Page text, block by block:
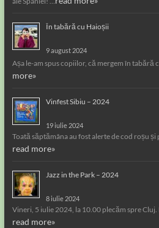
În tabără cu Haioșii
9 august 2024
Așa le-am spus copiilor, că mergem în tabără
more»
Vinfest Sibiu – 2024
19 iulie 2024
Toată săptămâna au fost alerte de cod roșu
read more»
Jazz in the Park – 2024
8 iulie 2024
Vineri, 5 iulie 2024, la 10.00 plecăm spre
read more»